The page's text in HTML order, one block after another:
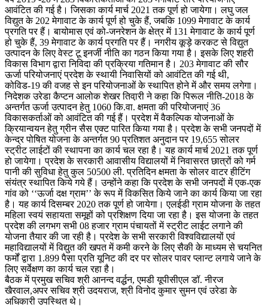
आवंटित की गई है। जिसका कार्य मार्च 2021 तक पूर्ण हो जायेगा। लघु जल
विद्युत के 202 मेगावाट के कार्य पूर्ण हो चुके हैं, जबकि 1099 मेगावाट के कार्य
प्रगति पर हैं। बायोमास एवं को-जनरेशन के क्षेत्र में 131 मेगावाट के कार्य पूर्ण
हो चुके हैं, 39 मेगावाट के कार्य प्रगति पर हैं। नगरीय कूड़े करकट से विद्युत
उत्पादन के लिए वेस्ट टू इनर्जी नीति का गठन किया गया है। इसके लिए शहरी
विकास विभाग द्वारा निविदा की प्रक्रिया गतिमान है। 203 मेगावाट की सौर
ऊर्जा परियोजनाएं प्रदेश के स्थायी निवासियों को आवंटित की गई थी,
कोविड-19 की वजह से इन परियोजनाओं के स्थापित होने में और समय लगेगा।
निदेशक उरेडा कैप्टन आलोक शेखर तिवा़री ने कहा कि पिरूल नीति-2018 के
अन्तर्गत ऊर्जा उत्पादन हेतु 1060 कि.वा. क्षमता की परियोजनाएं 36
विकासकर्ताओं को आवंटित की गई हैं। प्रदेश में वैकल्पिक योजनाओं के
क्रियान्वयन हेतु ग्रीन सैस एक्ट पारित किया गया है। प्रदेश के सभी जनपदों में
केन्द्र पोषित योजना के अन्तर्गत 90 प्रतिशत अनुदान पर 19,655 सोलर
स्ट्रीट लाईटों की स्थापना का कार्य चल रहा है। यह कार्य मार्च 2021 तक पूर्ण
हो जायेगा। प्रदेश के सरकारी आवासीय विद्यालयों में निवासरत छात्रों को गर्म
पानी की सुविधा हेतु कुल 50500 ली. प्रतिदिन क्षमता के सोलर वाटर हीटिंग
संयंत्र स्थापित किये गये हैं। उन्होंने कहा कि प्रदेश के सभी जनपदों में एक-एक
गांव को ‘‘ऊर्जा दक्ष ग्राम’’ के रूप में विकसित किये जाने का कार्य किया जा रहा
है। यह कार्य दिसम्बर 2020 तक पूर्ण हो जायेगा। एलईडी ग्राम योजना के तहत
महिला स्वयं सहायता समूहों को प्रशिक्षण दिया जा रहा है। इस योजना के तहत
प्रदेश की लगभग सभी 08 हजार ग्राम पंचायतों में स्ट्रीट लाईट लगाने की
योजना तैयार की जा रही है। प्रदेश के सभी सरकारी विश्वविद्यालयों एवं
महाविद्यालयों में विद्युत की खपत में कमी करने के लिए सैकी के माध्यम से चयनित
फर्मों द्वारा 1.899 पैसा प्रति यूनिट की दर पर सोलर पावर प्लान्ट लगाये जाने के
लिए सर्वेक्षण का कार्य चल रहा है।
बैठक में प्रमुख सचिव श्री आनन्द वर्द्धन, एमडी यूपीसीएल डॉ. नीरज
खैरवाल,अपर सचिव श्री उदयराज, श्री विनोद कुमार सुमन एवं उरेडा के
अधिकारी उपस्थित थे।